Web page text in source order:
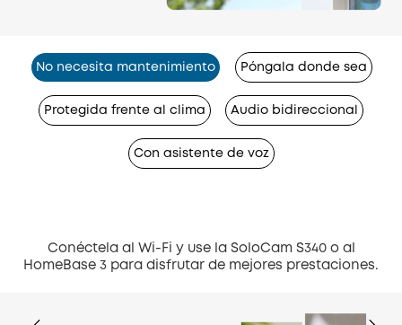
No necesita mantenimiento Póngala donde sea
Protegida frente al clima Audio bidireccional
Con asistente de voz
Conéctela al Wi-Fi y use la SoloCam S340 o al
HomeBase 3 para disfrutar de mejores prestaciones.